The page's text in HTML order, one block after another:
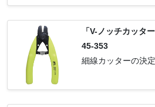
612/45-2133/45-
114/45-2799/45-
53/45-657/45-656/
9-1/45-2132-1/LB-
「V-ノッチカッター
45-353
細線カッターの決定